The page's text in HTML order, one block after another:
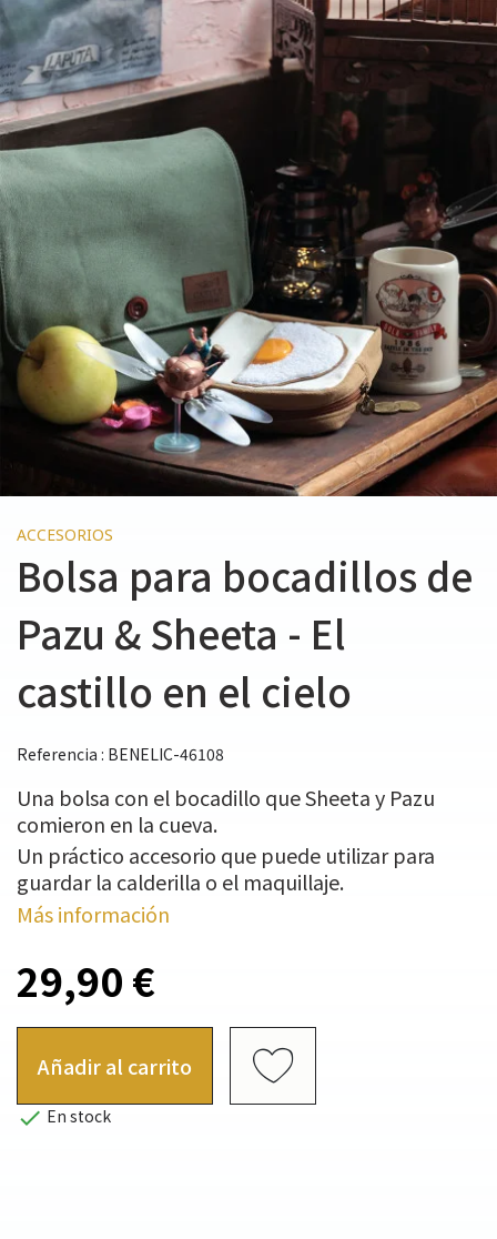
ACCESORIOS
Bolsa para bocadillos de
Pazu & Sheeta - El
castillo en el cielo
Referencia : BENELIC-46108
Una bolsa con el bocadillo que Sheeta y Pazu
comieron en la cueva.
Un práctico accesorio que puede utilizar para
guardar la calderilla o el maquillaje.
Más información
29,90 €
Añadir al carrito
 En stock